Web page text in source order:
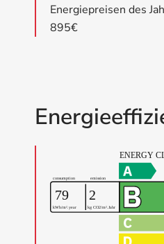
Energiepreisen des
895€